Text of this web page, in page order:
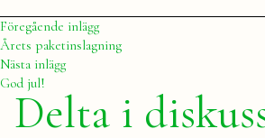
Föregående inläggFöregående
inlägg:
Årets paketinslagning
Nästa inläggNästa
God jul!
Delta i